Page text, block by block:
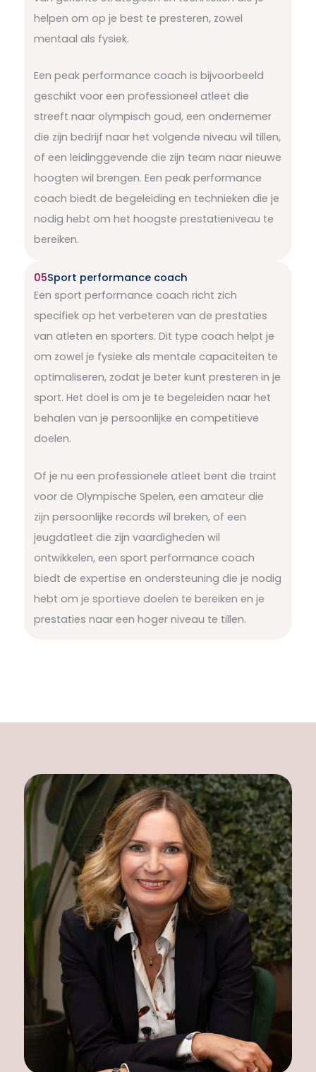
helpen om op je best te presteren, zowel
mentaal als fysiek.
Een peak performance coach is bijvoorbeeld
geschikt voor een professioneel atleet die
streeft naar olympisch goud, een ondernemer
die zijn bedrijf naar het volgende niveau wil tillen,
of een leidinggevende die zijn team naar nieuwe
hoogten wil brengen. Een peak performance
coach biedt de begeleiding en technieken die je
nodig hebt om het hoogste prestatieniveau te
bereiken.
05Sport performance coach
Een sport performance coach richt zich
specifiek op het verbeteren van de prestaties
van atleten en sporters. Dit type coach helpt je
om zowel je fysieke als mentale capaciteiten te
optimaliseren, zodat je beter kunt presteren in je
sport. Het doel is om je te begeleiden naar het
behalen van je persoonlijke en competitieve
doelen.
Of je nu een professionele atleet bent die traint
voor de Olympische Spelen, een amateur die
zijn persoonlijke records wil breken, of een
jeugdatleet die zijn vaardigheden wil
ontwikkelen, een sport performance coach
biedt de expertise en ondersteuning die je nodig
hebt om je sportieve doelen te bereiken en je
prestaties naar een hoger niveau te tillen.